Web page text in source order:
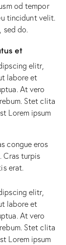
od tempor
tincidunt velit.
sed do.
et
elitr,
labore et
At vero
Stet clita
Lorem ipsum
congue eros
Cras turpis
erat.
elitr,
labore et
At vero
Stet clita
Lorem ipsum